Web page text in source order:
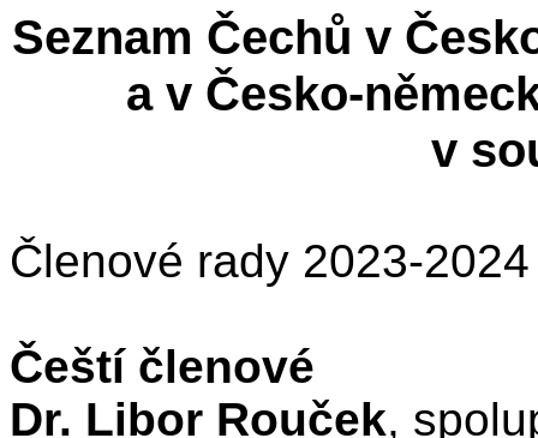
Seznam Čechů v
a v Česko-
v
Členové rady 2023-
Čeští členové
Dr. Libor Rouček,